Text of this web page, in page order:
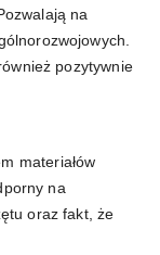
na
pozytywnie
materiałów
na
oraz fakt, że